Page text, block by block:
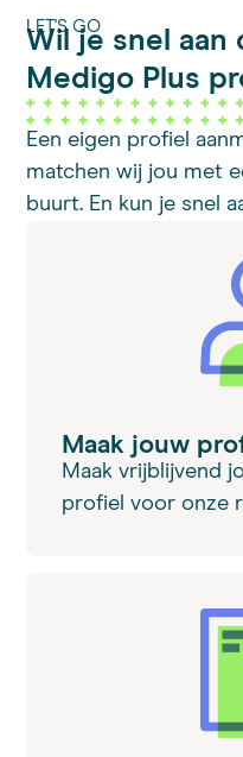
LET'S GO
Wil je snel aan
Medigo Plus
Een eigen profiel
matchen wij jou met
buurt. En kun je snel
Maak jouw
Maak vrijblijvend
profiel voor onze